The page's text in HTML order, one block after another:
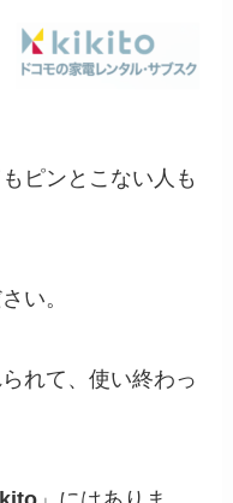
ピンとこない人も
い。
れて、使い終わっ